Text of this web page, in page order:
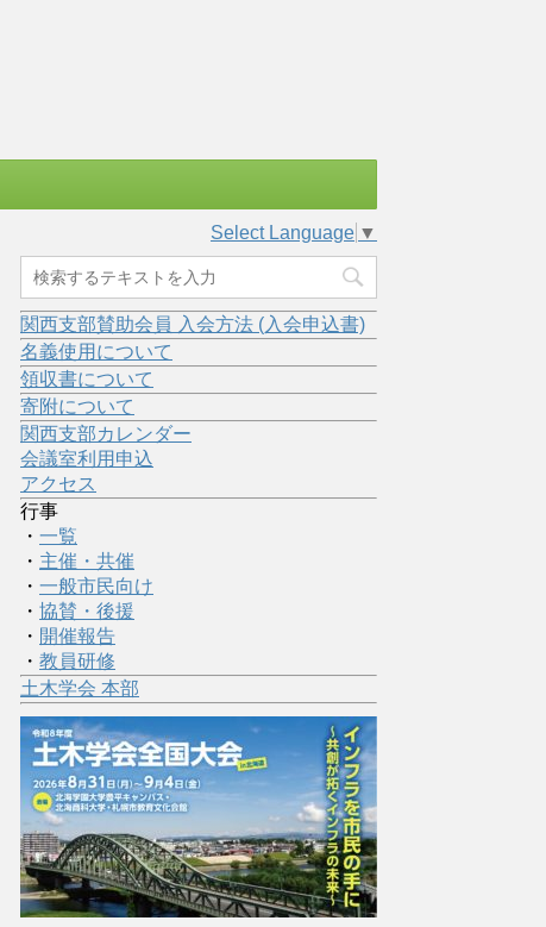
Select Language ▼
関西支部賛助会員 入会方法 (入会申込書)
名義使用について
領収書について
寄附について
関西支部カレンダー
会議室利用申込
アクセス
行事
・ 一覧
・ 主催・共催
・ 一般市民向け
・ 協賛・後援
・ 開催報告
・ 教員研修
土木学会 本部